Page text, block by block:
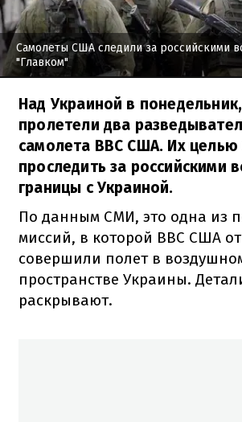
Самолеты США следили за российскими
"Главком"
Над Украиной в
пролетели два
самолета ВВС США. Их
проследить за российскими
границы с Украиной.
По данным СМИ, это одна из
миссий, в которой ВВС США
совершили полет в
пространстве Украины.
раскрывают.